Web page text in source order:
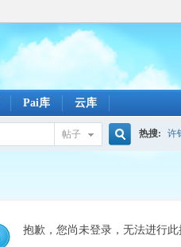
Pai库 云库
帖子
索
热搜: 许
抱歉，您尚未登录，无法进行此